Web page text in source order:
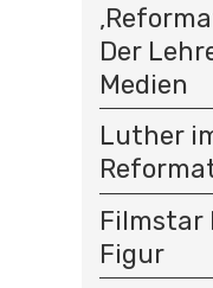
Der
Medien
Luther
Filmstar
Figur